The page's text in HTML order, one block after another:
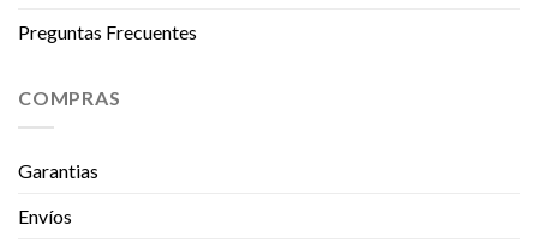
Preguntas Frecuentes
COMPRAS
Garantias
Envíos